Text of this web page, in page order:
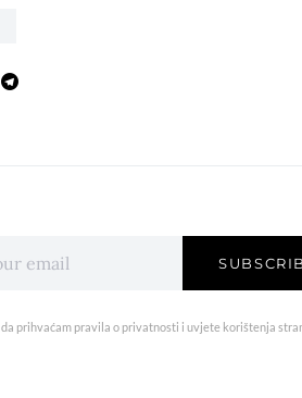
prihvaćam pravila o privatnosti i uvjete korištenja